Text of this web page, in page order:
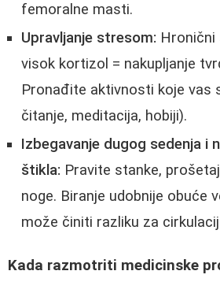
femoralne masti.
Upravljanje stresom:
visok kortizol = nakupljanje
Pronađite aktivnosti koje vas
čitanje, meditacija, hobiji).
Izbegavanje dugog sedenja i
štikla: Pravite stanke,
noge. Biranje udobnije obuće
može činiti razliku za
Kada razmotriti medicinske